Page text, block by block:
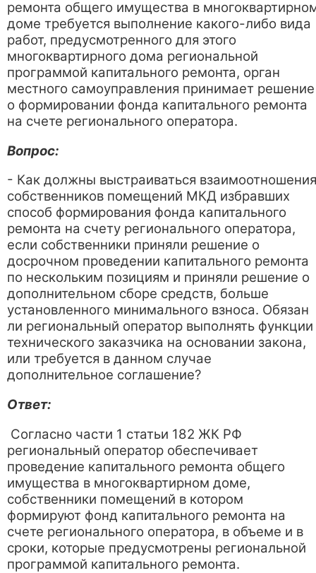
ремонта общего имущества в
доме требуется выполнение какого-либо вида
работ, предусмотренного для этого
многоквартирного дома региональной
программой капитального ремонта, орган
местного самоуправления принимает решение
о формировании фонда капитального ремонта
на счете регионального оператора.
Вопрос:
- Как должны выстраиваться взаимоотношения
собственников помещений МКД избравших
способ формирования фонда капитального
ремонта на счету регионального оператора,
если собственники приняли решение о
досрочном проведении капитального ремонта
по нескольким позициям и приняли решение о
дополнительном сборе средств, больше
установленного минимального взноса. Обязан
ли региональный оператор выполнять функции
технического заказчика на основании закона,
или требуется в данном случае
дополнительное соглашение?
Ответ:
Согласно части 1 статьи 182 ЖК РФ
региональный оператор обеспечивает
проведение капитального ремонта общего
имущества в многоквартирном доме,
собственники помещений в котором
формируют фонд капитального ремонта на
счете регионального оператора, в объеме и в
сроки, которые предусмотрены региональной
программой капитального ремонта.